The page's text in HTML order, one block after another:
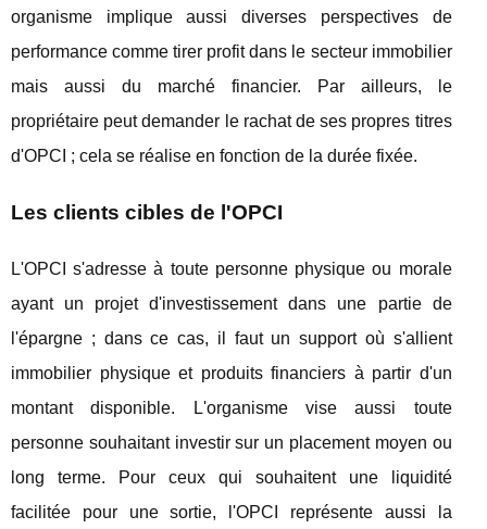
organisme implique aussi diverses perspectives de
performance comme tirer profit dans le secteur immobilier
mais aussi du marché financier. Par ailleurs, le
propriétaire peut demander le rachat de ses propres titres
d'OPCI ; cela se réalise en fonction de la durée fixée.
Les clients cibles de l'OPCI
L'OPCI s'adresse à toute personne physique ou morale
ayant un projet d'investissement dans une partie de
l'épargne ; dans ce cas, il faut un support où s'allient
immobilier physique et produits financiers à partir d'un
montant disponible. L'organisme vise aussi toute
personne souhaitant investir sur un placement moyen ou
long terme. Pour ceux qui souhaitent une liquidité
facilitée pour une sortie, l'OPCI représente aussi la